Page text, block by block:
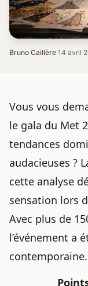
Bruno Caillère·14 avril
Vous vous
le gala du Met
tendances
audacieuses ?
cette analyse
sensation lors
Avec plus de
l’événement a
contemporaine.